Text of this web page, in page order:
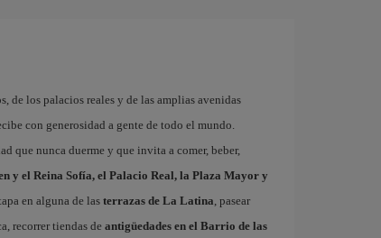
de los palacios reales y de las amplias avenidas
con generosidad a gente de todo el mundo.
que nunca duerme y que invita a comer, beber,
y el Reina Sofía, el Palacio Real, la Plaza Mayor y
en alguna de las terrazas de La Latina, pasear
recorrer tiendas de antigüedades en el Barrio de las